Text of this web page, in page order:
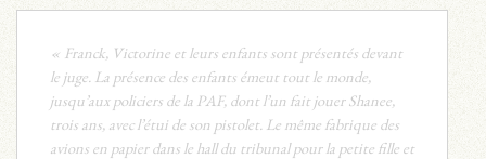
« Franck, Victorine et leurs enfants sont présentés devant
le juge. La présence des enfants émeut tout le monde,
jusqu’aux policiers de la PAF, dont l’un fait jouer Shanee,
trois ans, avec l’étui de son pistolet. Le même fabrique des
avions en papier dans le hall du tribunal pour la petite fille et